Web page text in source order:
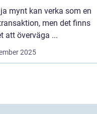
mynt kan verka som en
men det finns
att överväga ...
2025